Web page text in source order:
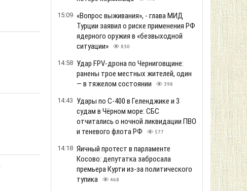
15:09 «Вопрос выживания», - глава МИД
Турции заявил о риске применения РФ
ядерного оружия в «безвыходной
ситуации»
830
14:58 Удар FPV-дрона по Черниговщине:
ранены трое местных жителей, один
— в тяжелом состоянии
398
14:43 Удары по С-400 в Геленджике и 3
судам в Чёрном море: СБС
отчитались о ночной ликвидации ПВО
и теневого флота РФ
577
14:18 Яичный протест в парламенте
Косово: депутатка забросала
премьера Курти из-за политического
тупика
468